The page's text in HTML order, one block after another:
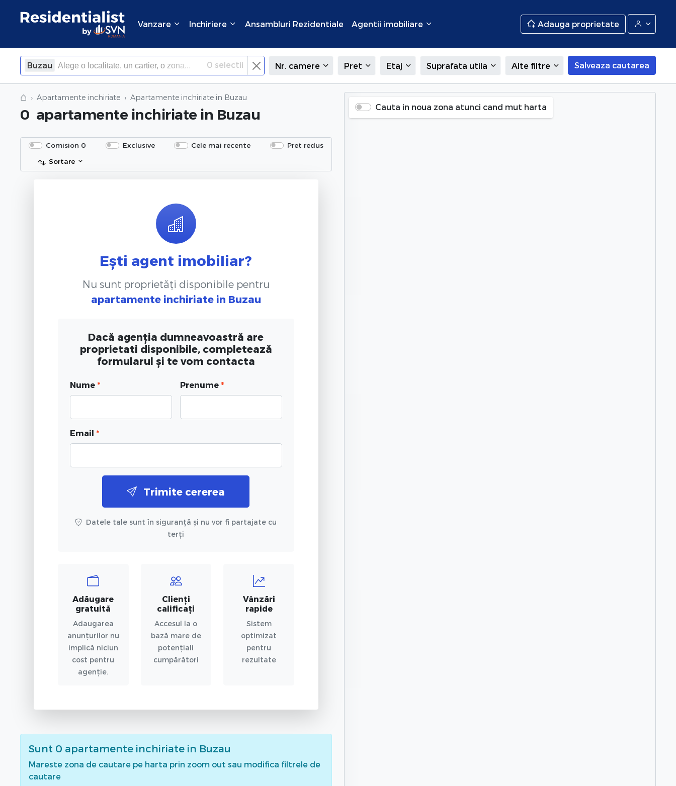
Vanzare Inchiriere Ansambluri Rezidentiale Agentii imobiliare Adauga proprietate
Buzau
×Inchide
0 selectii Nr. camere Pret Etaj Suprafata utila Alte filtre Salveaza cautarea
⌂ Apartamente inchiriate Apartamente inchiriate in Buzau
0 apartamente inchiriate in Buzau
Comision 0 Exclusive Cele mai recente
Pret redus
Sortare
Ești agent imobiliar?
Nu sunt proprietăți disponibile pentru
apartamente inchiriate in Buzau
Dacă agenția dumneavoastră are
proprietati disponibile, completează
formularul și te vom contacta
Nume * Prenume *
Email *
Trimite cererea
Datele tale sunt în siguranță și nu vor fi partajate cu
terți
Adăugare
gratuită
Adaugarea
anunțurilor nu
implică niciun
cost pentru
agenție.
Clienți
calificați
Accesul la o
bază mare de
potențiali
cumpărători
Vânzări
rapide
Sistem
optimizat
pentru
rezultate
Sunt 0 apartamente inchiriate in Buzau
Mareste zona de cautare pe harta prin zoom out sau modifica filtrele de
cautare
Cauta in noua zona atunci cand mut harta